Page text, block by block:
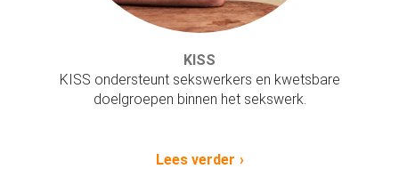
KISS
KISS ondersteunt sekswerkers en kwetsbare
doelgroepen binnen het sekswerk.
Lees verder